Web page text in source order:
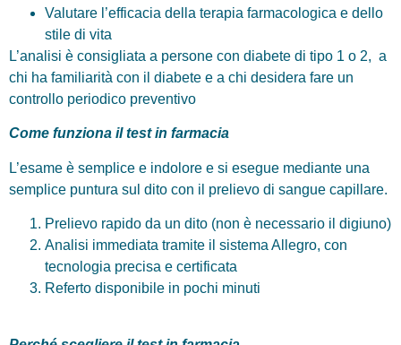
Valutare l’efficacia della terapia farmacologica e dello
stile di vita
L’analisi è consigliata a persone con diabete di tipo 1 o 2, a
chi ha familiarità con il diabete e a chi desidera fare un
controllo periodico preventivo
Come funziona il test in farmacia
L’esame è semplice e indolore e si esegue mediante una
semplice puntura sul dito con il prelievo di sangue capillare.
Prelievo rapido da un dito (non è necessario il digiuno)
Analisi immediata tramite il sistema Allegro, con
tecnologia precisa e certificata
Referto disponibile in pochi minuti